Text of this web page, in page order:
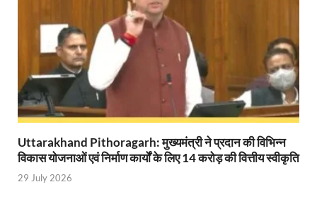
Severe cold wave: यूपी में 12वीं तक के सभी स्कूल 1
Ghoda Library Nainital: CM पुष्कर सिंह धामी ने घोड़ा
Millets Organic Food Start UP : सीएम योगी की
Kuldeep Singh Sengar: CJI की अध्यक्षता वाली बेंच
Kunda Raja Bhaiya: राजा भैया को मिला 1.5 करोड का
Jan-Jan Ki Sarkar: धामी मॉडल ने शासन को जनता के
Uttarakhand Pithoragarh: मुख्यमंत्री ने प्रदान की विभिन्न
विकास योजनाओं एवं निर्माण कार्यों के लिए 14 करोड़ की वित्तीय स्वीकृति
29 July 2026